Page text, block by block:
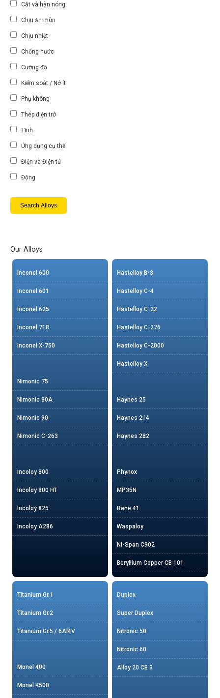
Cắt và hàn nóng
Chịu ăn mòn
Chịu nhiệt
Chống nước
Cường độ
Kiểm soát / Nở ít
Phụ không
Thép điện trở
Tĩnh
Ứng dụng cụ thể
Điện và Điện tử
Động
Our Alloys
Inconel 600
Inconel 601
Inconel 625
Inconel 718
Inconel X-750
Nimonic 75
Nimonic 80A
Nimonic 90
Nimonic C-263
Incoloy 800
Incoloy 800 HT
Incoloy 825
Incoloy A286
Hastelloy B-3
Hastelloy C-4
Hastelloy C-22
Hastelloy C-276
Hastelloy C-2000
Hastelloy X
Haynes 25
Haynes 214
Haynes 282
Phynox
MP35N
Rene 41
Waspaloy
Ni-Span C902
Beryllium Copper CB 101
Titanium Gr.1
Titanium Gr.2
Titanium Gr.5 / 6Al4V
Monel 400
Monel K500
Duplex
Super Duplex
Nitronic 50
Nitronic 60
Alloy 20 CB 3